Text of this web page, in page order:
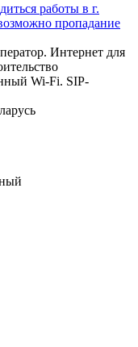
работы в г.
пропадание
Интернет для
Wi-Fi. SIP-